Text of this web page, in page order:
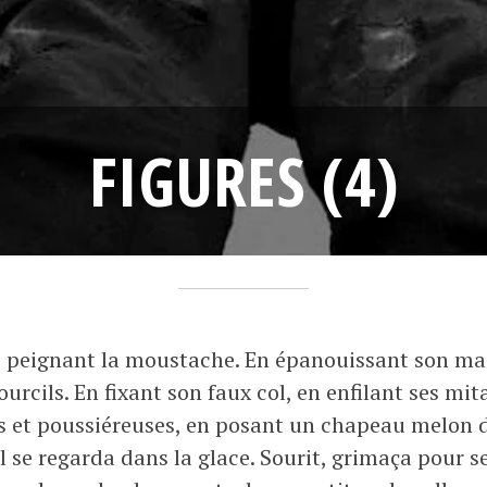
FIGURES (4)
a
v
r
i
a
n
ç
o
peignant la moustache. En épanouissant son
En fixant son faux col, en enfilant ses
et poussiéreuses, en posant un chapeau melon
se regarda dans la glace. Sourit, grimaça pour